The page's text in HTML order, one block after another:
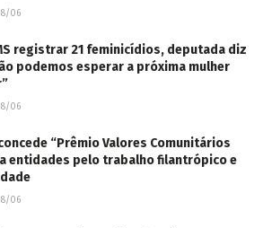
06
registrar 21 feminicídios, deputada diz
podemos esperar a próxima mulher
06
“Prêmio Valores Comunitários
entidades pelo trabalho filantrópico e
06